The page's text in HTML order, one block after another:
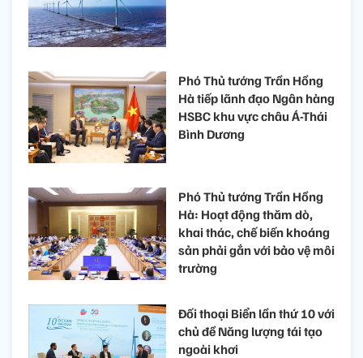
Phó Thủ tướng Trần Hồng
Hà tiếp lãnh đạo Ngân hàng
HSBC khu vực châu Á-Thái
Bình Dương
Phó Thủ tướng Trần Hồng
Hà: Hoạt động thăm dò,
khai thác, chế biến khoáng
sản phải gắn với bảo vệ môi
trường
Đối thoại Biển lần thứ 10 với
chủ đề Năng lượng tái tạo
ngoài khơi